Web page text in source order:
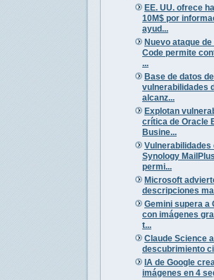
EE. UU. ofrece
10M$ por
ayud...
Nuevo ataque de
Code permite
...
Base de datos de
vulnerabilidades
alcanz...
Explotan
crítica de Oracle
Busine...
Vulnerabilidades
Synology
permi...
Microsoft
descripciones
Gemini supera a
con imágenes
t...
Claude Science
descubrimiento
IA de Google crea
imágenes en 4